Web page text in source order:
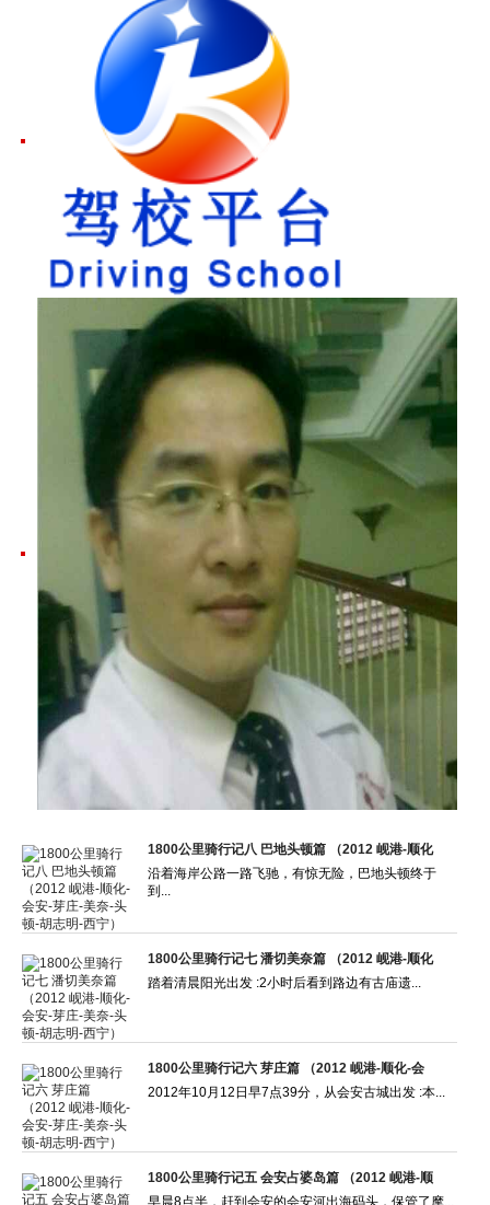
1800公里骑行记八 巴地头顿篇 （2012 岘港-顺化
沿着海岸公路一路飞驰，有惊无险，巴地头顿终于
到...
1800公里骑行记七 潘切美奈篇 （2012 岘港-顺化
踏着清晨阳光出发 :2小时后看到路边有古庙遗...
1800公里骑行记六 芽庄篇 （2012 岘港-顺化-会
2012年10月12日早7点39分，从会安古城出发 :本...
1800公里骑行记五 会安占婆岛篇 （2012 岘港-顺
早晨8点半，赶到会安的会安河出海码头，保管了摩...